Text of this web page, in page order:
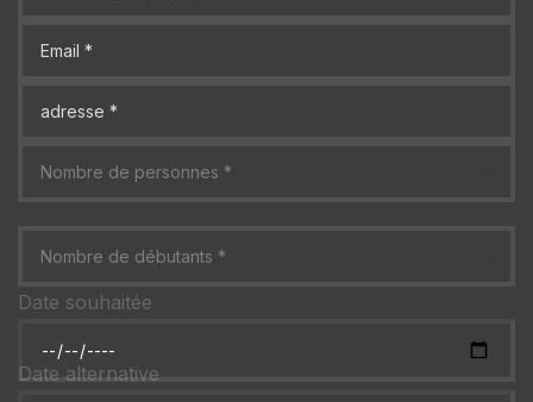
Date souhaitée
Date alternative